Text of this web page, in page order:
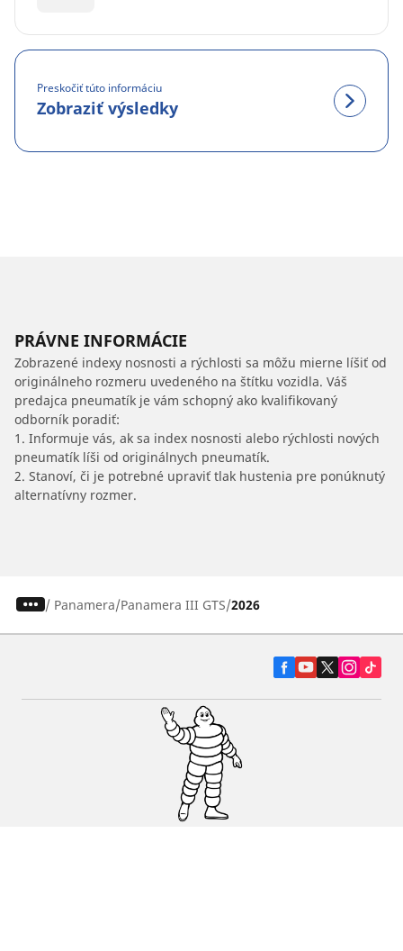
Preskočiť túto informáciu
Zobraziť výsledky
PRÁVNE INFORMÁCIE
Zobrazené indexy nosnosti a rýchlosti sa môžu mierne líšiť od
originálneho rozmeru uvedeného na štítku vozidla. Váš
predajca pneumatík je vám schopný ako kvalifikovaný
odborník poradiť:
1. Informuje vás, ak sa index nosnosti alebo rýchlosti nových
pneumatík líši od originálnych pneumatík.
2. Stanoví, či je potrebné upraviť tlak hustenia pre ponúknutý
alternatívny rozmer.
/ Panamera Panamera III GTS 2026